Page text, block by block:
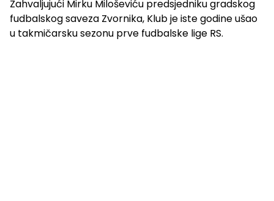
Zahvaljujući Mirku Miloševiću predsjedniku gradskog
fudbalskog saveza Zvornika, Klub je iste godine ušao
u takmičarsku sezonu prve fudbalske lige RS.